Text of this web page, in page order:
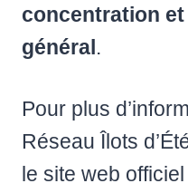
concentration
général.
Pour plus
Réseau Îlots
le site web